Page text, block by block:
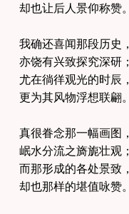
却也让后人景仰称赞。
我确还喜闻那段历史，
亦饶有兴致探究深研；
尤在徜徉观光的时辰，
更为其风物浮想联翩。
真很眷念那一幅画图，
岷水分流之旖旎壮观；
而那形成的各处景致，
却也那样的堪值咏赞。